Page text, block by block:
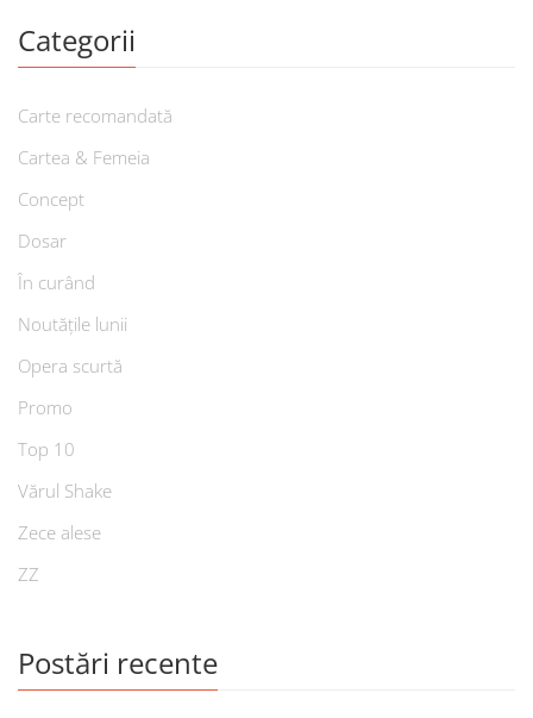
Categorii
Carte recomandată
Cartea & Femeia
Concept
Dosar
În curând
Noutățile lunii
Opera scurtă
Promo
Top 10
Vărul Shake
Zece alese
ZZ
Postări recente